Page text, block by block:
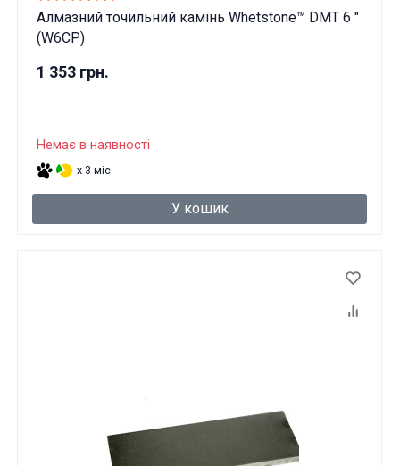
Алмазний точильний камінь Whetstone™ DMT 6 "
(W6CP)
1 353 грн.
Немає в наявності
x 3 міс.
У кошик